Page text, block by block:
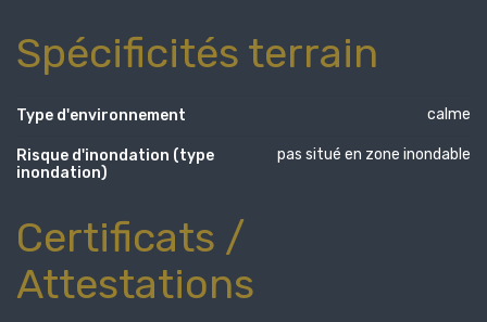
Spécificités terrain
Type d'environnement calme
Risque d'inondation (type
inondation)
pas situé en zone inondable
Certificats /
Attestations